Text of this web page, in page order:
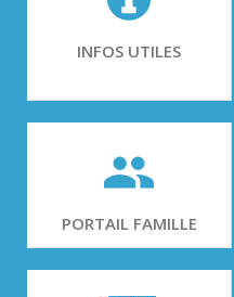
INFOS UTILES
PORTAIL FAMILLE